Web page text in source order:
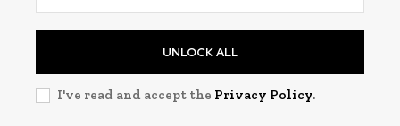
UNLOCK ALL
I've read and accept the Privacy Policy.